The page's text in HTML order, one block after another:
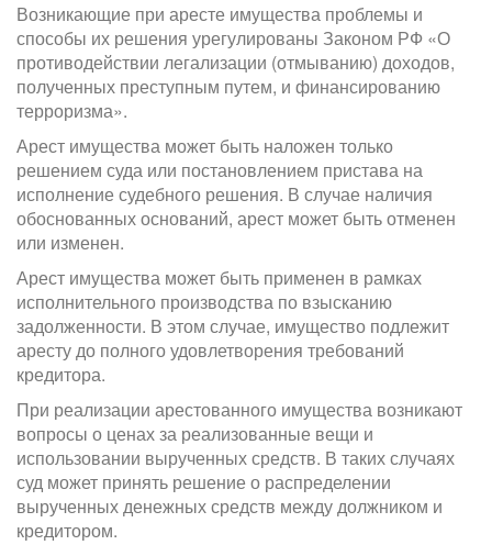
Возникающие при аресте имущества проблемы и
способы их решения урегулированы Законом РФ «О
противодействии легализации (отмыванию) доходов,
полученных преступным путем, и финансированию
терроризма».
Арест имущества может быть наложен только
решением суда или постановлением пристава на
исполнение судебного решения. В случае наличия
обоснованных оснований, арест может быть отменен
или изменен.
Арест имущества может быть применен в рамках
исполнительного производства по взысканию
задолженности. В этом случае, имущество подлежит
аресту до полного удовлетворения требований
кредитора.
При реализации арестованного имущества возникают
вопросы о ценах за реализованные вещи и
использовании вырученных средств. В таких случаях
суд может принять решение о распределении
вырученных денежных средств между должником и
кредитором.